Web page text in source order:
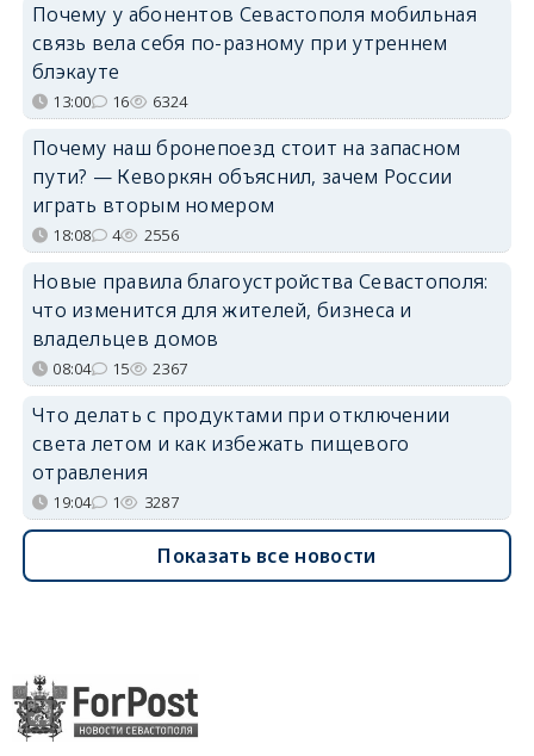
Почему у абонентов Севастополя мобильная
связь вела себя по-разному при утреннем
блэкауте
13:00 16 6324
Почему наш бронепоезд стоит на запасном
пути? — Кеворкян объяснил, зачем России
играть вторым номером
18:08 4 2556
Новые правила благоустройства Севастополя:
что изменится для жителей, бизнеса и
владельцев домов
08:04 15 2367
Что делать с продуктами при отключении
света летом и как избежать пищевого
отравления
19:04 1 3287
Показать все новости